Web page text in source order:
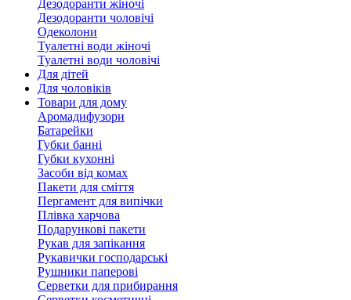
Дезодоранти жіночі
Дезодоранти чоловічі
Одеколони
Туалетні води жіночі
Туалетні води чоловічі
Для дітей
Для чоловіків
Товари для дому
Аромадифузори
Батарейки
Губки банні
Губки кухонні
Засоби від комах
Пакети для сміття
Пергамент для випічки
Плівка харчова
Подарункові пакети
Рукав для запікання
Рукавички господарські
Рушники паперові
Серветки для прибирання